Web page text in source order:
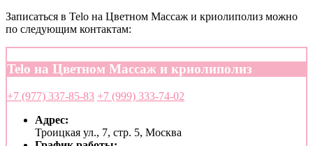
Записаться в Telo на Цветном Массаж и криолиполиз можно
по следующим контактам:
Telo на Цветном Массаж и криолиполиз
+7 (977) 337-85-83 +7 (999) 333-74-02
Адрес:
Троицкая ул., 7, стр. 5, Москва